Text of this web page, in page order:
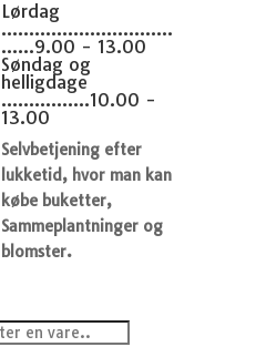
Lørdag
...............................
......9.00 - 13.00
Søndag og
helligdage
................10.00 -
13.00
Selvbetjening efter
lukketid, hvor man kan
købe buketter,
Sammeplantninger og
blomster.